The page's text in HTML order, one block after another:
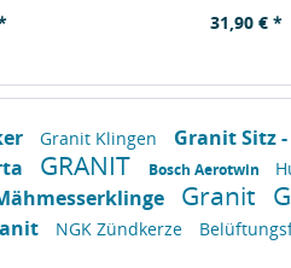
31,90 € *
Granit Klingen Granit Sitz -
GRANIT Bosch Aerotwin
Granit
NGK Zündkerze